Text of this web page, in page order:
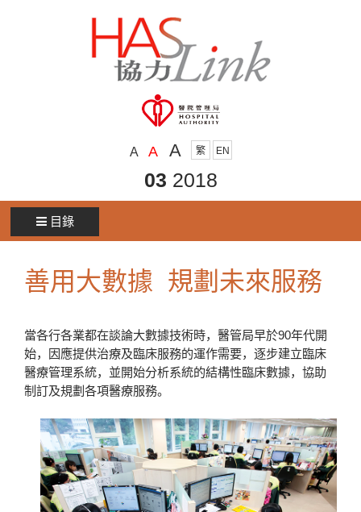
A A A 繁 EN
03 2018
目錄
善用大數據 規劃未來服務
當各行各業都在談論大數據技術時，醫管局早於90年代開
始，因應提供治療及臨床服務的運作需要，逐步建立臨床
醫療管理系統，並開始分析系統的結構性臨床數據，協助
制訂及規劃各項醫療服務。